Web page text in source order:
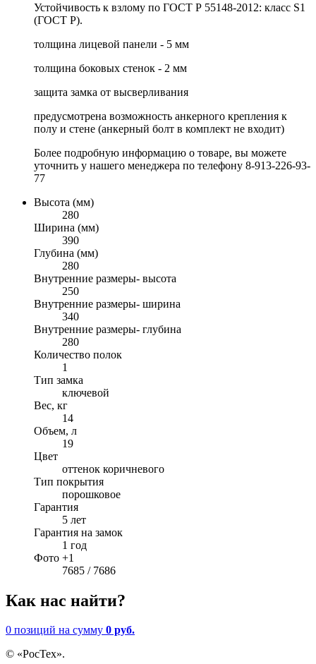
Устойчивость к взлому по ГОСТ Р 55148-2012: класс S1
(ГОСТ Р).
толщина лицевой панели - 5 мм
толщина боковых стенок - 2 мм
защита замка от высверливания
предусмотрена возможность анкерного крепления к
полу и стене (анкерный болт в комплект не входит)
Более подробную информацию о товаре, вы можете
уточнить у нашего менеджера по телефону 8-913-226-93-
77
Высота (мм)
280
Ширина (мм)
390
Глубина (мм)
280
Внутренние размеры- высота
250
Внутренние размеры- ширина
340
Внутренние размеры- глубина
280
Количество полок
1
Тип замка
ключевой
Вес, кг
14
Объем, л
19
Цвет
оттенок коричневого
Тип покрытия
порошковое
Гарантия
5 лет
Гарантия на замок
1 год
Фото +1
7685 / 7686
Как нас найти?
0 позиций на сумму 0 руб.
© «РосТех».